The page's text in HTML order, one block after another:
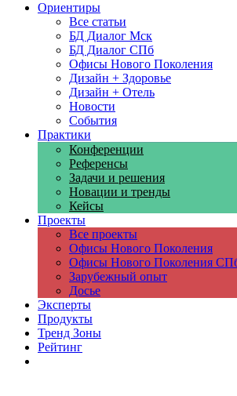
Ориентиры
Все статьи
БД Диалог Мск
БД Диалог СПб
Офисы Нового Поколения
Дизайн + Здоровье
Дизайн + Отель
Новости
События
Практики
Конференции
Референсы
Задачи и решения
Новации и тренды
Кейсы
Проекты
Все проекты
Офисы Нового Поколения
Офисы Нового Поколения
Зарубежный опыт
Досье
Эксперты
Продукты
Тренд Зоны
Рейтинг